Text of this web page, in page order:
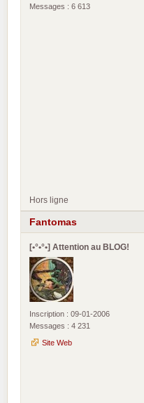
Messages : 6 613
Hors ligne
Fantomas
[•°•°•] Attention au BLOG!
Inscription : 09-01-2006
Messages : 4 231
Site Web